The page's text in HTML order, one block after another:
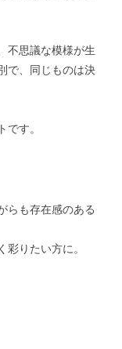
不思議な模様が生
で、同じものは決
です。
らも存在感のある
りたい方に。